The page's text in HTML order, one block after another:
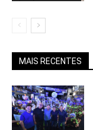
MAIS RECENTES